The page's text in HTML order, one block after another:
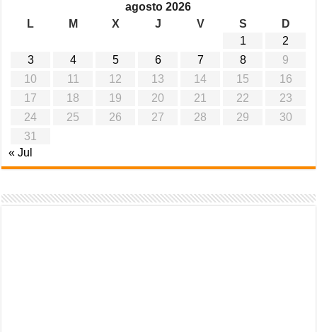
agosto 2026
L
M X J V S
D
1
2
3
4 5 6 7 8
9
10
11 12 13 14 15
16
17
18 19 20 21 22
23
24
25 26 27 28 29
30
31
« Jul